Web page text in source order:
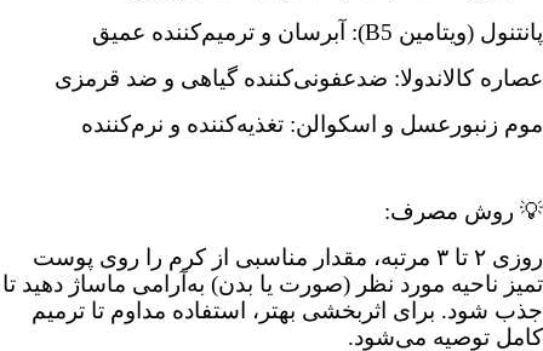
پانتنول (ویتامین B5): آبرسان و ترمیم‌کننده عمیق
عصاره کالاندولا: ضدعفونی‌کننده گیاهی و ضد قرمزی
موم زنبورعسل و اسکوالن: تغذیه‌کننده و نرم‌کننده
💡 روش مصرف:
روزی ۲ تا ۳ مرتبه، مقدار مناسبی از کرم را روی پوست
تمیز ناحیه مورد نظر (صورت یا بدن) به‌آرامی ماساژ دهید تا
جذب شود. برای اثربخشی بهتر، استفاده مداوم تا ترمیم
کامل توصیه می‌شود.